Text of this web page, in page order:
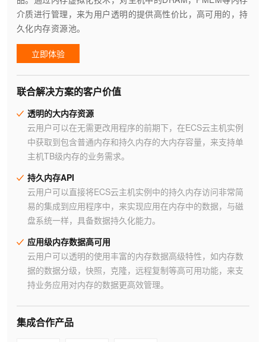
介质进行管理，来为用户透明的提供高性价比，高可用的，持
久化内存资源池。
立即体验
联合解决方案的客户价值
透明的大内存资源
云用户可以在无需更改用程序的前期下，在ECS云主机实例
中获取到包含普通内存和持久内存的大内存容量，来支持单
主机TB级内存的业务需求。
持久内存API
云用户可以直接将ECS云主机实例中的持久内存访问非常简
易的集成到应用程序中，来实现应用在内存中的数据，与磁
盘系统一样，具备数据持久化能力。
应用级内存数据高可用
云用户可以透明的使用丰富的内存数据高级特性，如内存数
据的数据分级，快照，克隆，远程复制等高可用功能，来支
持业务应用对内存的数据更高效管理。
集成合作产品